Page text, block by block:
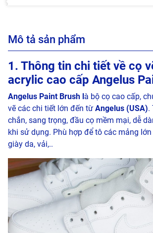
Mô tả sản phẩm
1. Thông tin chi tiết về cọ
acrylic cao cấp Angelus
Angelus Paint Brush l à bộ cọ cao cấp,
vẽ các chi tiết lớn đến từ Angelus (USA).
chắn, sang trọng, đầu cọ mềm mại, dễ
khi sử dụng. Phù hợp để tô các mảng
giày da, vải,..